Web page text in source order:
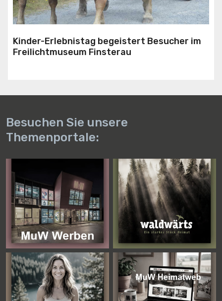
Kinder-Erlebnistag begeistert Besucher im
Freilichtmuseum Finsterau
Besuchen Sie unsere
Themenportale: